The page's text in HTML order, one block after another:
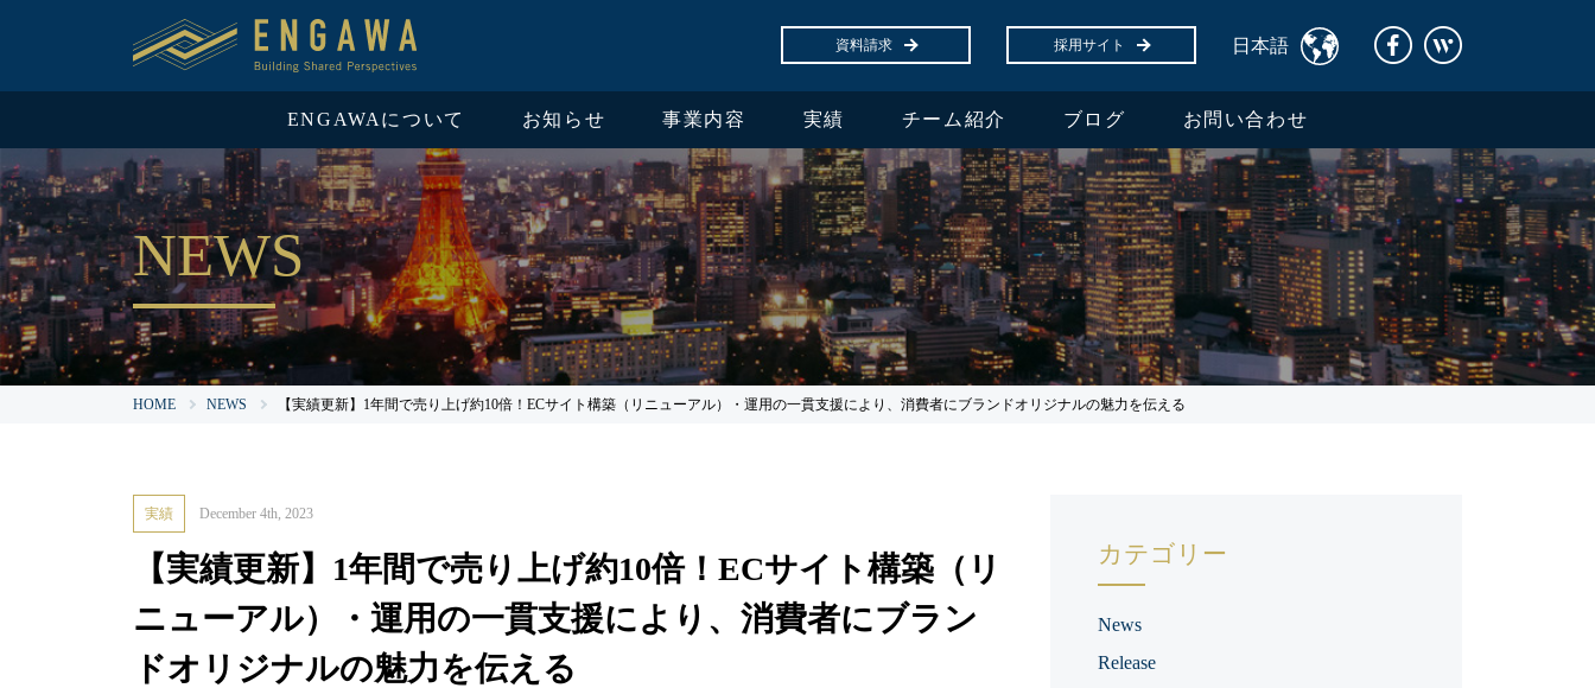
日本語
採用サイト
資料請求
ENGAWAについて お知らせ 事業内容 実績 チーム紹介 ブログ お問い合わせ
NEWS
HOME NEWS 【実績更新】1年間で売り上げ約10倍！ECサイト構築（リニューアル）・運用の一貫支援により、消費者にブランドオリジナルの魅力を伝える
実績 December 4th, 2023
【実績更新】1年間で売り上げ約10倍！ECサイト構築（リ
ニューアル）・運用の一貫支援により、消費者にブラン
ドオリジナルの魅力を伝える
カテゴリー
News
Release